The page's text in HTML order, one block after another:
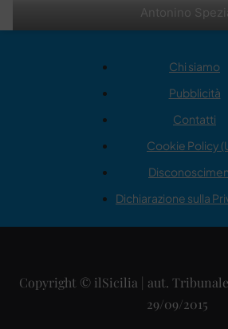
Antonino
Chi siamo
Pubblicità
Contatti
Cookie Policy
Dichiarazione sulla
Copyright © ilSicilia | aut. Tribunale
29/09/2015